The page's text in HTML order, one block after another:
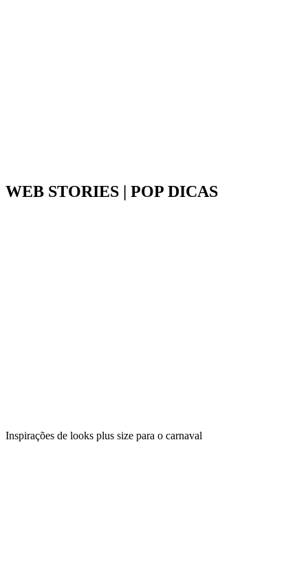
WEB STORIES | POP DICAS
Inspirações de looks plus size para o carnaval